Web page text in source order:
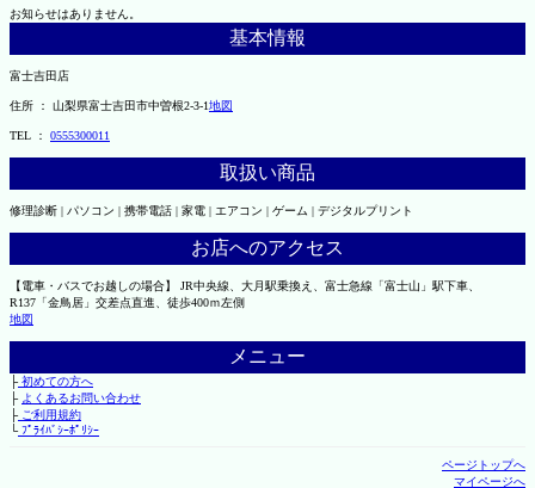
お知らせはありません。
基本情報
富士吉田店
住所 ： 山梨県富士吉田市中曽根2-3-1地図
TEL ： 0555300011
取扱い商品
修理診断 | パソコン | 携帯電話 | 家電 | エアコン | ゲーム | デジタルプリント
お店へのアクセス
【電車・バスでお越しの場合】 JR中央線、大月駅乗換え、富士急線「富士山」駅下車、
R137「金鳥居」交差点直進、徒歩400ｍ左側
地図
メニュー
├初めての方へ
├ よくあるお問い合わせ
├ご利用規約
└ﾌﾟﾗｲﾊﾞｼｰﾎﾟﾘｼｰ
ページトップへ
マイページへ